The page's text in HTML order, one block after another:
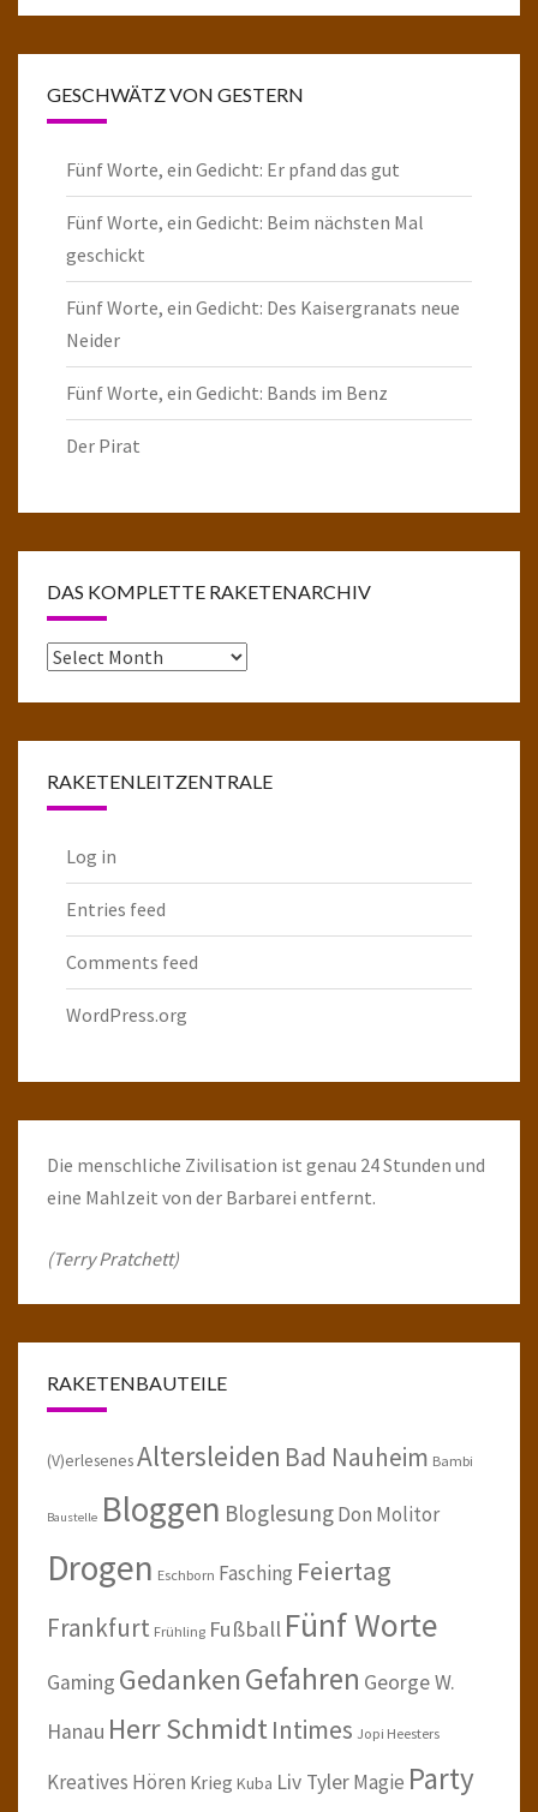
GESCHWÄTZ VON GESTERN
Fünf Worte, ein Gedicht: Er pfand das gut
Fünf Worte, ein Gedicht: Beim nächsten Mal
geschickt
Fünf Worte, ein Gedicht: Des Kaisergranats neue
Neider
Fünf Worte, ein Gedicht: Bands im Benz
Der Pirat
DAS KOMPLETTE RAKETENARCHIV
Das
RAKETENLEITZENTRALE
Log in
Entries feed
Comments feed
WordPress.org
Die menschliche Zivilisation ist genau 24 Stunden und
eine Mahlzeit von der Barbarei entfernt.
(Terry Pratchett)
RAKETENBAUTEILE
(V)erlesenesAltersleiden Bad Nauheim Bambi
Baustelle Bloggen BloglesungDon Molitor
Drogen Eschborn Fasching Feiertag
Frankfurt Frühling Fußball Fünf Worte
Gaming GedankenGefahren George W.
Hanau Herr SchmidtIntimes Jopi Heesters
Kreatives Hören Krieg Kuba Liv TylerMagie Party